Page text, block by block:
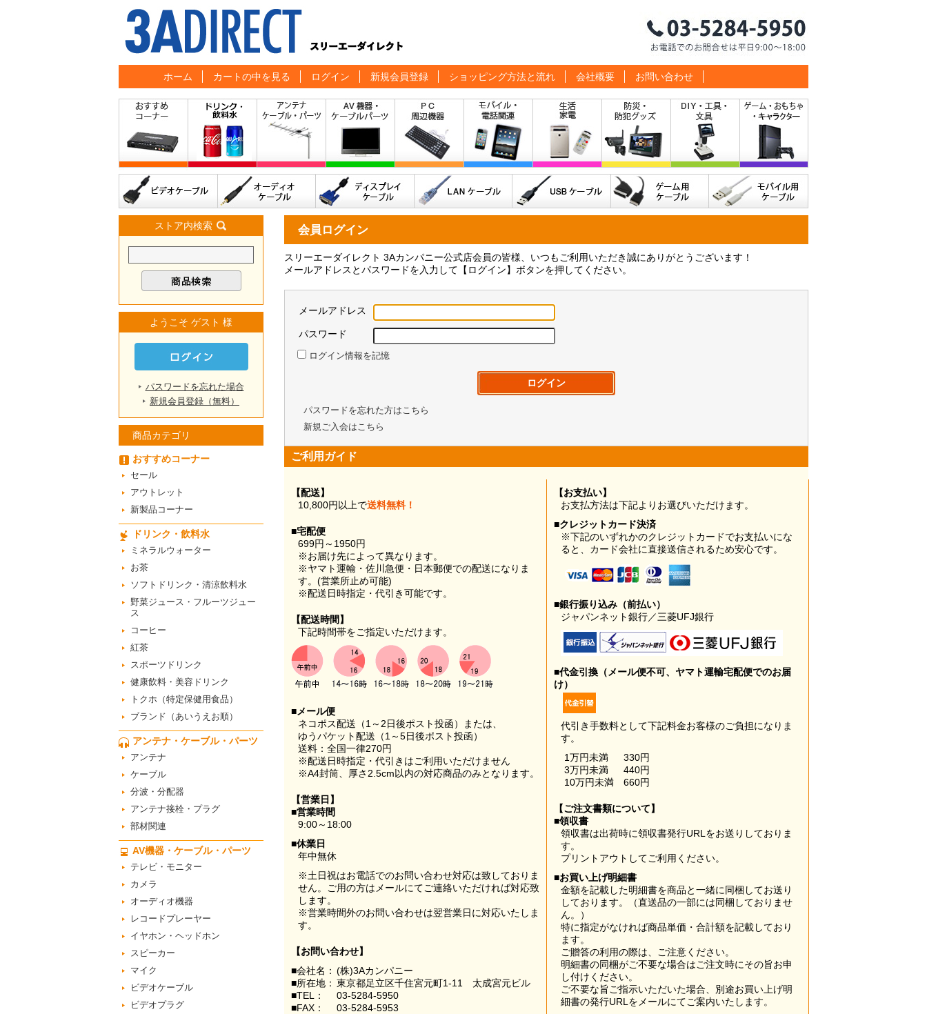
ホーム カートの中を見る ログイン 新規会員登録 ショッピング方法と流れ 会社概要 お問い合わせ
会員ログイン
スリーエーダイレクト 3Aカンパニー公式店会員の皆様、いつもご利用いただき誠にありがとうございます！
メールアドレスとパスワードを入力して【ログイン】ボタンを押してください。
メールアドレス
パスワード
ログイン情報を記憶
パスワードを忘れた方はこちら
新規ご入会はこちら
ご利用ガイド
【配送】
10,800円以上で送料無料！
■宅配便
699円～1950円
※お届け先によって異なります。
※ヤマト運輸・佐川急便・日本郵便での配送になりま
す。(営業所止め可能)
※配送日時指定・代引き可能です。
【配送時間】
下記時間帯をご指定いただけます。
■メール便
ネコポス配送（1～2日後ポスト投函）または、
ゆうパケット配送（1～5日後ポスト投函）
送料：全国一律270円
※配送日時指定・代引きはご利用いただけません
※A4封筒、厚さ2.5cm以内の対応商品のみとなります。
【営業日】
■営業時間
9:00～18:00
■休業日
年中無休
※土日祝はお電話でのお問い合わせ対応は致しておりま
せん。ご用の方はメールにてご連絡いただければ対応致
します。
※営業時間外のお問い合わせは翌営業日に対応いたしま
す。
【お問い合わせ】
■会社名： (株)3Aカンパニー
■所在地： 東京都足立区千住宮元町1-11 太成宮元ビル
■TEL：
03-5284-5950
■FAX：
03-5284-5953
【お支払い】
お支払方法は下記よりお選びいただけます。
■クレジットカード決済
※下記のいずれかのクレジットカードでお支払いにな
ると、カード会社に直接送信されるため安心です。
■銀行振り込み（前払い）
ジャパンネット銀行／三菱UFJ銀行
■代金引換（メール便不可、ヤマト運輸宅配便でのお届
け）
代引き手数料として下記料金お客様のご負担になりま
す。
1万円未満
330円
3万円未満
440円
10万円未満
660円
【ご注文書類について】
■領収書
領収書は出荷時に領収書発行URLをお送りしておりま
す。
プリントアウトしてご利用ください。
■お買い上げ明細書
金額を記載した明細書を商品と一緒に同梱してお送り
しております。（直送品の一部には同梱しておりませ
ん。）
特に指定がなければ商品単価・合計額を記載しており
ます。
ご贈答の利用の際は、ご注意ください。
明細書の同梱がご不要な場合はご注文時にその旨お申
し付けください。
ご不要な旨ご指示いただいた場合、別途お買い上げ明
細書の発行URLをメールにてご案内いたします。
ストア内検索
ようこそ ゲスト 様
パスワードを忘れた場合
新規会員登録（無料）
商品カテゴリ
おすすめコーナー
セール
アウトレット
新製品コーナー
ドリンク・飲料水
ミネラルウォーター
お茶
ソフトドリンク・清涼飲料水
野菜ジュース・フルーツジュー
ス
コーヒー
紅茶
スポーツドリンク
健康飲料・美容ドリンク
トクホ（特定保健用食品）
ブランド（あいうえお順）
アンテナ・ケーブル・パーツ
アンテナ
ケーブル
分波・分配器
アンテナ接栓・プラグ
部材関連
AV機器・ケーブル・パーツ
テレビ・モニター
カメラ
オーディオ機器
レコードプレーヤー
イヤホン・ヘッドホン
スピーカー
マイク
ビデオケーブル
ビデオプラグ